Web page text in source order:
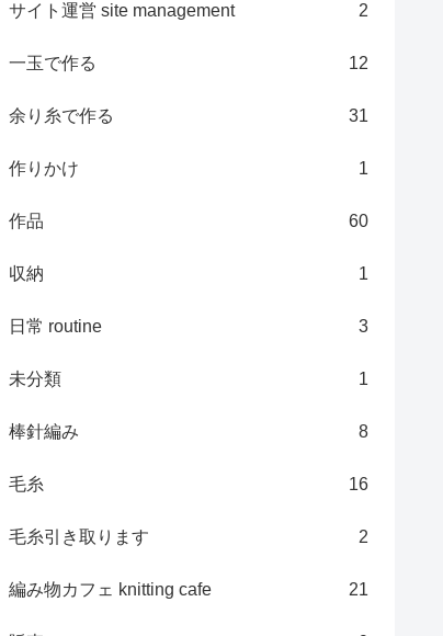
サイト運営 site management 2
一玉で作る 12
余り糸で作る 31
作りかけ 1
作品 60
収納 1
日常 routine 3
未分類 1
棒針編み 8
毛糸 16
毛糸引き取ります 2
編み物カフェ knitting cafe 21